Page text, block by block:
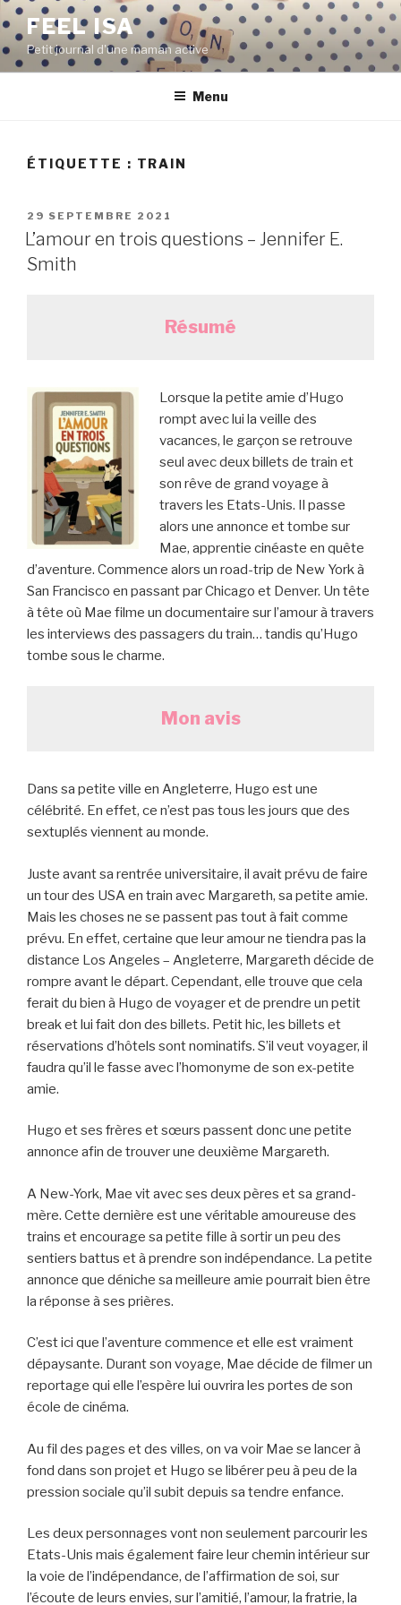
Aller
au
contenu
principal
FEEL ISA
Petit journal d'une maman active
Menu
ÉTIQUETTE : TRAIN
PUBLIÉ
LE
29 SEPTEMBRE 2021
L’amour en trois questions – Jennifer E.
Smith
Résumé
Lorsque la petite amie d’Hugo
rompt avec lui la veille des
vacances, le garçon se retrouve
seul avec deux billets de train et
son rêve de grand voyage à
travers les Etats-Unis. Il passe
alors une annonce et tombe sur
Mae, apprentie cinéaste en quête
d’aventure. Commence alors un road-trip de New York à
San Francisco en passant par Chicago et Denver. Un tête
à tête où Mae filme un documentaire sur l’amour à travers
les interviews des passagers du train… tandis qu’Hugo
tombe sous le charme.
Mon avis
Dans sa petite ville en Angleterre, Hugo est une
célébrité. En effet, ce n’est pas tous les jours que des
sextuplés viennent au monde.
Juste avant sa rentrée universitaire, il avait prévu de faire
un tour des USA en train avec Margareth, sa petite amie.
Mais les choses ne se passent pas tout à fait comme
prévu. En effet, certaine que leur amour ne tiendra pas la
distance Los Angeles – Angleterre, Margareth décide de
rompre avant le départ. Cependant, elle trouve que cela
ferait du bien à Hugo de voyager et de prendre un petit
break et lui fait don des billets. Petit hic, les billets et
réservations d’hôtels sont nominatifs. S’il veut voyager, il
faudra qu’il le fasse avec l’homonyme de son ex-petite
amie.
Hugo et ses frères et sœurs passent donc une petite
annonce afin de trouver une deuxième Margareth.
A New-York, Mae vit avec ses deux pères et sa grand-
mère. Cette dernière est une véritable amoureuse des
trains et encourage sa petite fille à sortir un peu des
sentiers battus et à prendre son indépendance. La petite
annonce que déniche sa meilleure amie pourrait bien être
la réponse à ses prières.
C’est ici que l’aventure commence et elle est vraiment
dépaysante. Durant son voyage, Mae décide de filmer un
reportage qui elle l’espère lui ouvrira les portes de son
école de cinéma.
Au fil des pages et des villes, on va voir Mae se lancer à
fond dans son projet et Hugo se libérer peu à peu de la
pression sociale qu’il subit depuis sa tendre enfance.
Les deux personnages vont non seulement parcourir les
Etats-Unis mais également faire leur chemin intérieur sur
la voie de l’indépendance, de l’affirmation de soi, sur
l’écoute de leurs envies, sur l’amitié, l’amour, la fratrie, la